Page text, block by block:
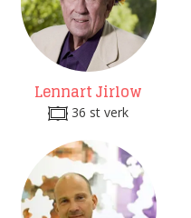
Lennart Jirlow
36 st verk